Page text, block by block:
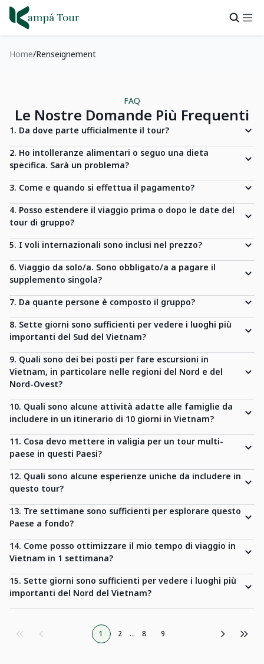
Home Renseignement
FAQ
Le Nostre Domande Più Frequenti
1. Da dove parte ufficialmente il tour?
2. Ho intolleranze alimentari o seguo una dieta
specifica. Sarà un problema?
3. Come e quando si effettua il pagamento?
4. Posso estendere il viaggio prima o dopo le date del
tour di gruppo?
5. I voli internazionali sono inclusi nel prezzo?
6. Viaggio da solo/a. Sono obbligato/a a pagare il
supplemento singola?
7. Da quante persone è composto il gruppo?
8. Sette giorni sono sufficienti per vedere i luoghi più
importanti del Sud del Vietnam?
9. Quali sono dei bei posti per fare escursioni in
Vietnam, in particolare nelle regioni del Nord e del
Nord-Ovest?
10. Quali sono alcune attività adatte alle famiglie da
includere in un itinerario di 10 giorni in Vietnam?
11. Cosa devo mettere in valigia per un tour multi-
paese in questi Paesi?
12. Quali sono alcune esperienze uniche da includere in
questo tour?
13. Tre settimane sono sufficienti per esplorare questo
Paese a fondo?
14. Come posso ottimizzare il mio tempo di viaggio in
Vietnam in 1 settimana?
15. Sette giorni sono sufficienti per vedere i luoghi più
importanti del Nord del Vietnam?
1 2 ... 8 9